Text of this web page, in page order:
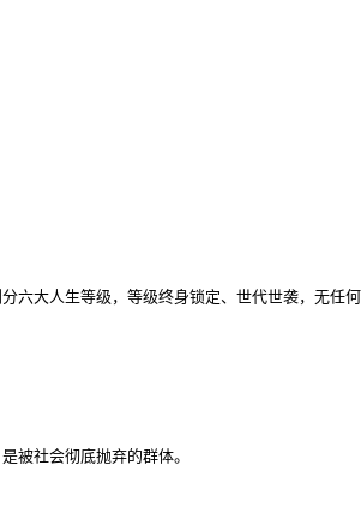
大人生等级，等级终身锁定、世代世袭，无任何
被社会彻底抛弃的群体。